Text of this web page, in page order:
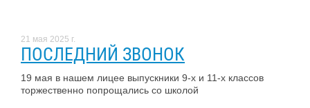
21 мая 2025 г.
ПОСЛЕДНИЙ ЗВОНОК
19 мая в нашем лицее выпускники 9-х и 11-х классов
торжественно попрощались со школой